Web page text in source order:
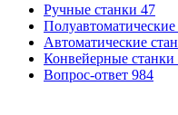
Ручные станки 47
Полуавтоматические
Автоматические
Конвейерные станки
Вопрос-ответ 984